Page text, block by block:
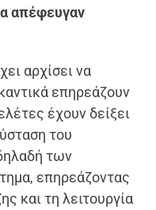
απέφευγαν
αρχίσει να
επηρεάζουν
έχουν δείξει
του
των
επηρεάζοντας
και τη λειτουργία